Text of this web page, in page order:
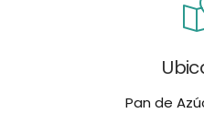
Pan de